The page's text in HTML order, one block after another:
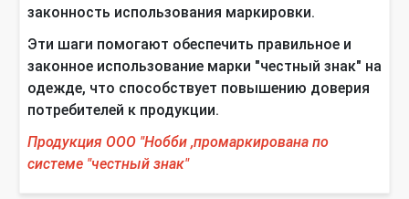
законность использования маркировки.
Эти шаги помогают обеспечить правильное и
законное использование марки "честный знак" на
одежде, что способствует повышению доверия
потребителей к продукции.
Продукция ООО "Нобби,промаркирована по
системе "честный знак"